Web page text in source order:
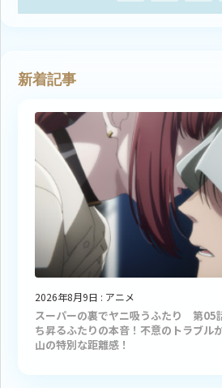
新着記事
2026年8月9日 : アニメ
スーパーの裏でヤニ吸うふたり 第
ち昇るふたりの本音！不意のトラブル
山の特別な距離感！